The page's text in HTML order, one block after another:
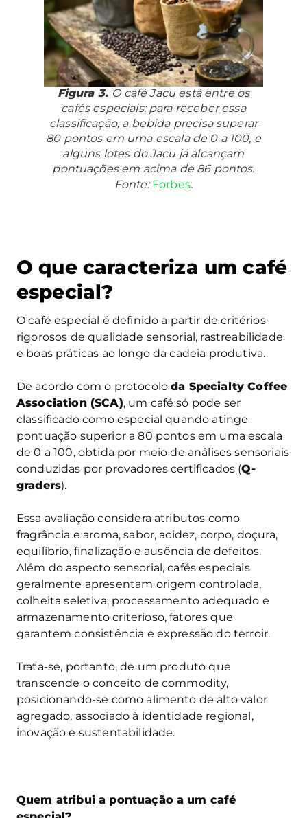
Figura 3. O café Jacu está entre os
cafés especiais: para receber essa
classificação, a bebida precisa superar
80 pontos em uma escala de 0 a 100, e
alguns lotes do Jacu já alcançam
pontuações em acima de 86 pontos.
Fonte:Forbes.
O que caracteriza um café
especial?
O café especial é definido a partir de critérios
rigorosos de qualidade sensorial, rastreabilidade
e boas práticas ao longo da cadeia produtiva.
De acordo com o protocoloda Specialty Coffee
Association (SCA), um café só pode ser
classificado como especial quando atinge
pontuação superior a 80 pontos em uma escala
de 0 a 100, obtida por meio de análises sensoriais
conduzidas por provadores certificados (Q-
graders).
Essa avaliação considera atributos como
fragrância e aroma, sabor, acidez, corpo, doçura,
equilíbrio, finalização e ausência de defeitos.
Além do aspecto sensorial, cafés especiais
geralmente apresentam origem controlada,
colheita seletiva, processamento adequado e
armazenamento criterioso, fatores que
garantem consistência e expressão do terroir.
Trata-se, portanto, de um produto que
transcende o conceito de commodity,
posicionando-se como alimento de alto valor
agregado, associado à identidade regional,
inovação e sustentabilidade.
Quem atribui a pontuação a um café